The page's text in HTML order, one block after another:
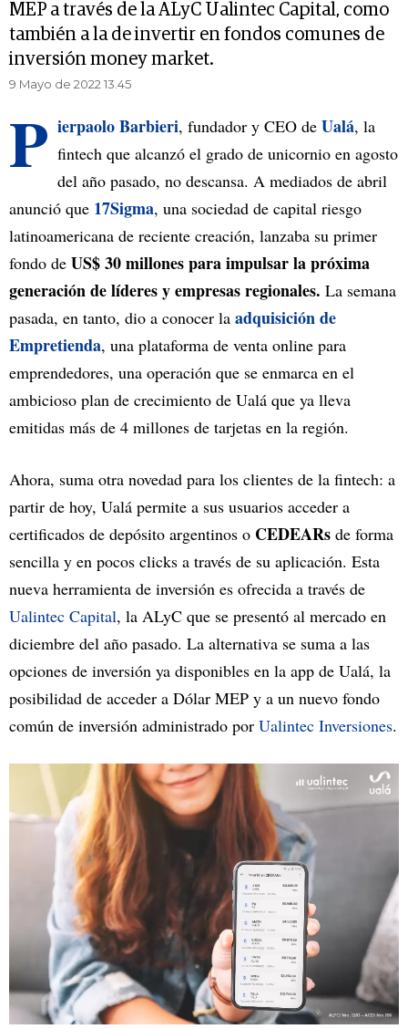
MEP a través de la ALyC Ualintec Capital, como
también a la de invertir en fondos comunes de
inversión money market.
9 Mayo de 2022 13.45
P ierpaolo Barbieri, fundador y CEO de Ualá, la
fintech que alcanzó el grado de unicornio en agosto
del año pasado, no descansa. A mediados de abril
anunció que 17Sigma, una sociedad de capital riesgo
latinoamericana de reciente creación, lanzaba su primer
fondo de US$ 30 millones para impulsar la próxima
generación de líderes y empresas regionales. La semana
pasada, en tanto, dio a conocer la adquisición de
Empretienda, una plataforma de venta online para
emprendedores, una operación que se enmarca en el
ambicioso plan de crecimiento de Ualá que ya lleva
emitidas más de 4 millones de tarjetas en la región.
Ahora, suma otra novedad para los clientes de la fintech: a
partir de hoy, Ualá permite a sus usuarios acceder a
certificados de depósito argentinos o CEDEARs de forma
sencilla y en pocos clicks a través de su aplicación. Esta
nueva herramienta de inversión es ofrecida a través de
Ualintec Capital, la ALyC que se presentó al mercado en
diciembre del año pasado. La alternativa se suma a las
opciones de inversión ya disponibles en la app de Ualá, la
posibilidad de acceder a Dólar MEP y a un nuevo fondo
común de inversión administrado por Ualintec Inversiones.